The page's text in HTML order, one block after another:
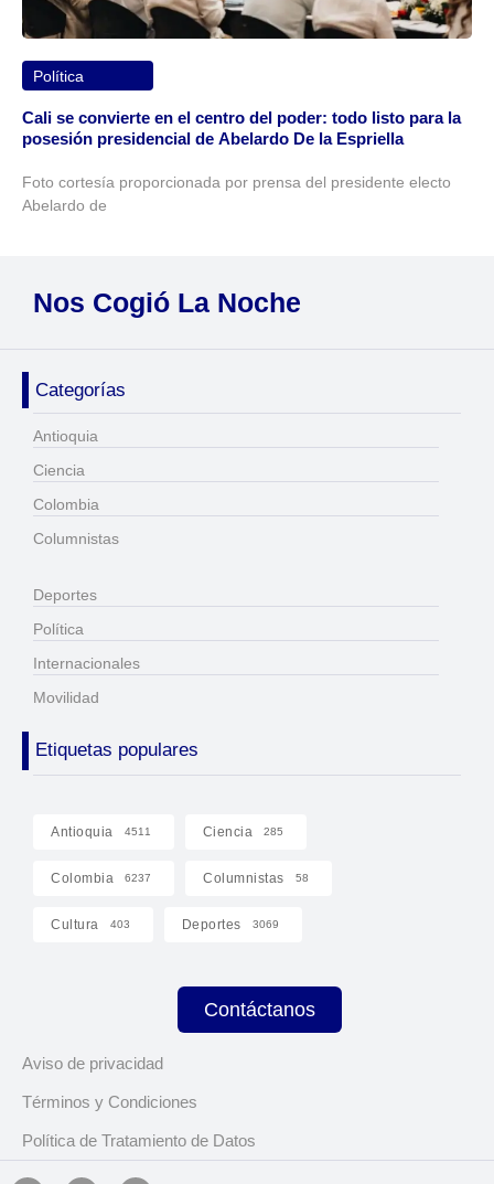
Política
Cali se convierte en el centro del poder: todo listo para la
posesión presidencial de Abelardo De la Espriella
Foto cortesía proporcionada por prensa del presidente electo
Abelardo de
Nos Cogió La Noche
Categorías
Antioquia
Ciencia
Colombia
Columnistas
Deportes
Política
Internacionales
Movilidad
Etiquetas populares
Antioquia 4511 Ciencia 285
Colombia 6237 Columnistas 58
Cultura 403 Deportes 3069
Contáctanos
Aviso de privacidad
Términos y Condiciones
Política de Tratamiento de Datos